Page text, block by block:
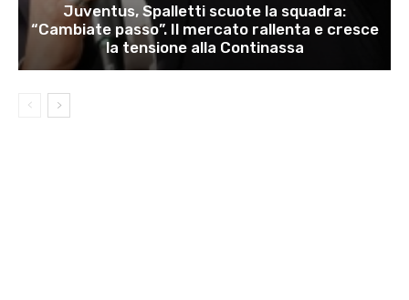
Juventus, Spalletti scuote la squadra:
“Cambiate passo”. Il mercato rallenta e cresce
la tensione alla Continassa